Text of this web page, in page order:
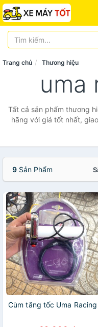
Trang chủ Thương hiệu
uma
Tất cả sản phẩm thương
hãng với giá tốt nhất,
9 Sản Phẩm
Cùm tăng tốc Uma Racing